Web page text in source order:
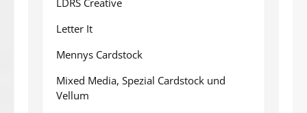
Letter It
Mennys Cardstock
Mixed Media, Spezial Cardstock und
Vellum